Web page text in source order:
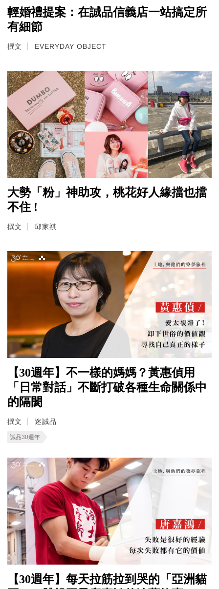
輕婚禮提案：在誠品信義店一站搞定所
有細節
撰文 EVERYDAY OBJECT
大勢「粉」神助攻，桃花好人緣擋也擋
不住 !
撰文 邱家祺
【30週年】不一樣的媽媽？黃惠偵用
「日常對話」不斷打破各種生命關係中
的隔閡
撰文 迷誠品
誠品30週年
【30週年】每天拉筋拉到哭的「亞洲貓